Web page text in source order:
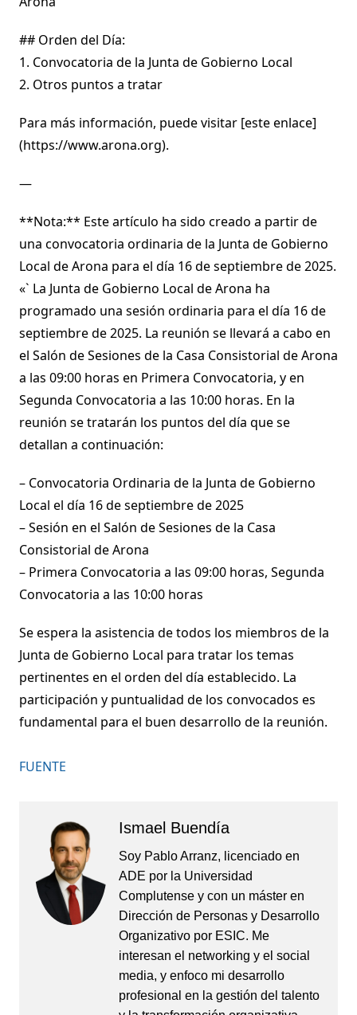
## Orden del Día:
1. Convocatoria de la Junta de Gobierno Local
2. Otros puntos a tratar
Para más información, puede visitar [este enlace]
(https://www.arona.org).
—
**Nota:** Este artículo ha sido creado a partir de
una convocatoria ordinaria de la Junta de Gobierno
Local de Arona para el día 16 de septiembre de 2025.
«` La Junta de Gobierno Local de Arona ha
programado una sesión ordinaria para el día 16 de
septiembre de 2025. La reunión se llevará a cabo en
el Salón de Sesiones de la Casa Consistorial de Arona
a las 09:00 horas en Primera Convocatoria, y en
Segunda Convocatoria a las 10:00 horas. En la
reunión se tratarán los puntos del día que se
detallan a continuación:
– Convocatoria Ordinaria de la Junta de Gobierno
Local el día 16 de septiembre de 2025
– Sesión en el Salón de Sesiones de la Casa
Consistorial de Arona
– Primera Convocatoria a las 09:00 horas, Segunda
Convocatoria a las 10:00 horas
Se espera la asistencia de todos los miembros de la
Junta de Gobierno Local para tratar los temas
pertinentes en el orden del día establecido. La
participación y puntualidad de los convocados es
fundamental para el buen desarrollo de la reunión.
FUENTE
Ismael Buendía
Soy Pablo Arranz, licenciado en
ADE por la Universidad
Complutense y con un máster en
Dirección de Personas y Desarrollo
Organizativo por ESIC. Me
interesan el networking y el social
media, y enfoco mi desarrollo
profesional en la gestión del talento